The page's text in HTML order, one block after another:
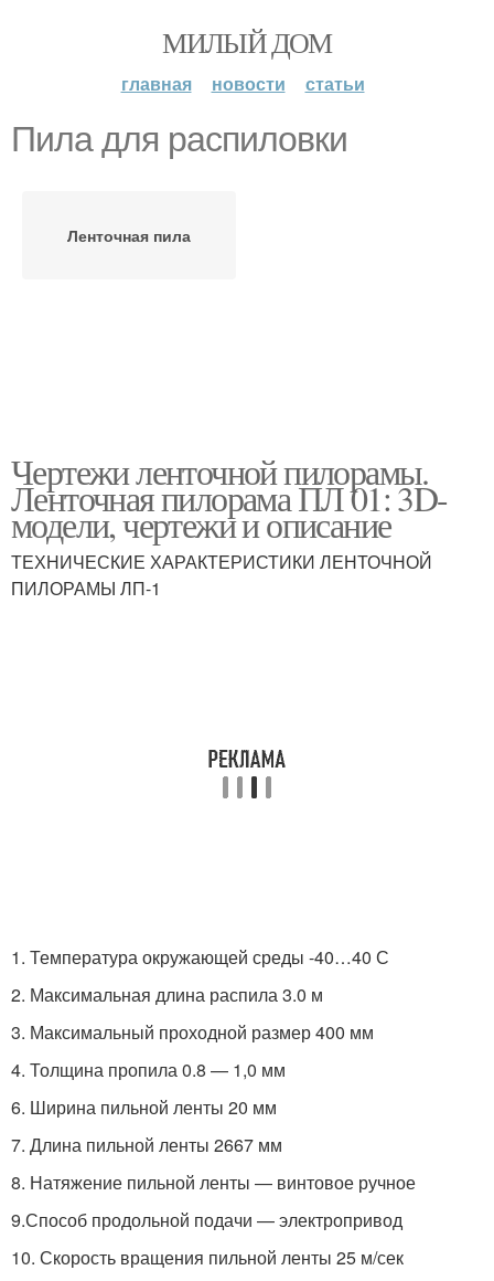
МИЛЫЙ ДОМ
главная новости статьи
Пила для распиловки
Ленточная пила
Чертежи ленточной пилорамы.
Ленточная пилорама ПЛ 01: 3D-
модели, чертежи и описание
ТЕХНИЧЕСКИЕ ХАРАКТЕРИСТИКИ ЛЕНТОЧНОЙ
ПИЛОРАМЫ ЛП-1
1. Температура окружающей среды -40…40 С
2. Максимальная длина распила 3.0 м
3. Максимальный проходной размер 400 мм
4. Толщина пропила 0.8 — 1,0 мм
6. Ширина пильной ленты 20 мм
7. Длина пильной ленты 2667 мм
8. Натяжение пильной ленты — винтовое ручное
9.Способ продольной подачи — электропривод
10. Скорость вращения пильной ленты 25 м/сек